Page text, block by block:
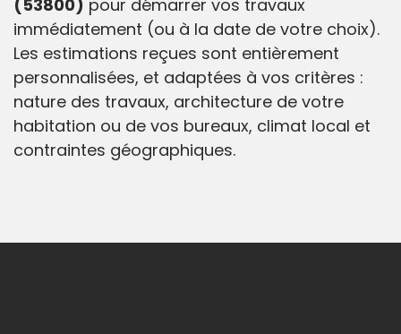
(53800) pour démarrer vos travaux
immédiatement (ou à la date de votre choix).
Les estimations reçues sont entièrement
personnalisées, et adaptées à vos critères :
nature des travaux, architecture de votre
habitation ou de vos bureaux, climat local et
contraintes géographiques.